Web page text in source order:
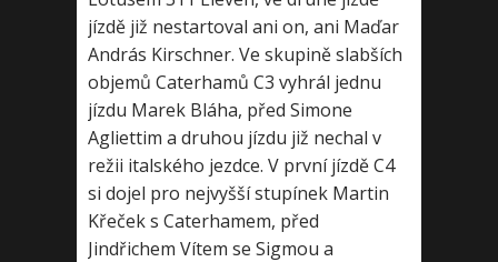
jízdě již nestartoval ani on, ani Maďar
András Kirschner. Ve skupině slabších
objemů Caterhamů C3 vyhrál jednu
jízdu Marek Bláha, před Simone
Agliettim a druhou jízdu již nechal v
režii italského jezdce. V první jízdě C4
si dojel pro nejvyšší stupínek Martin
Křeček s Caterhamem, před
Jindřichem Vítem se Sigmou a